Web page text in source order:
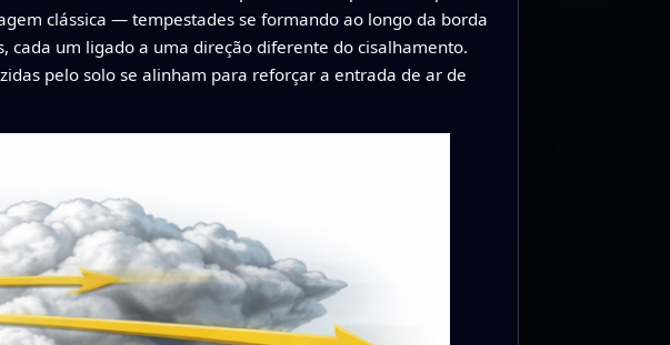
clássica — tempestades se formando ao longo da borda
um ligado a uma direção diferente do cisalhamento.
pelo solo se alinham para reforçar a entrada de ar de